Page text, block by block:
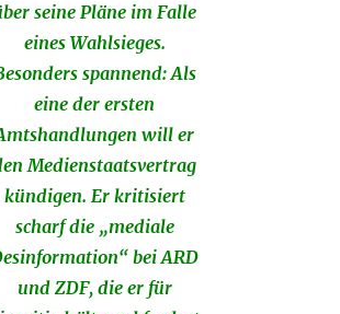
seine Pläne im Falle
eines Wahlsieges.
spannend: Als
eine der ersten
will er
Medienstaatsvertrag
kündigen. Er kritisiert
scharf die „mediale
bei ARD
und ZDF, die er für